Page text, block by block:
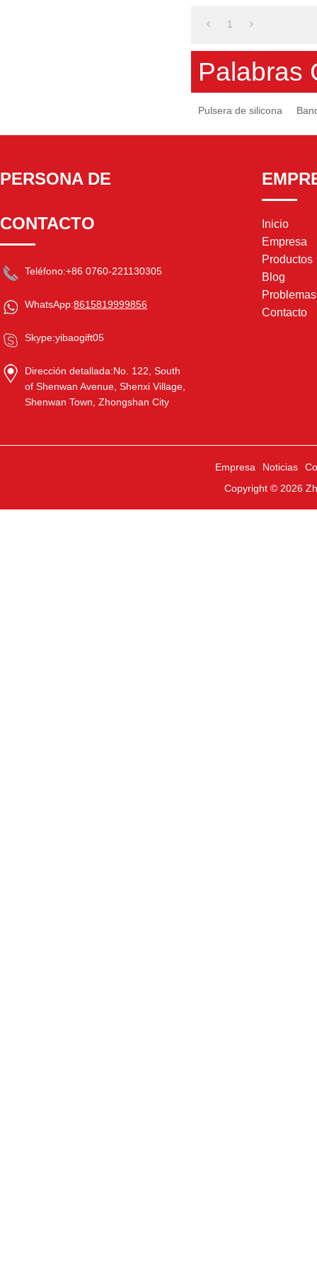
1
Palabras
Pulsera de silicona
PERSONA DE
CONTACTO
Teléfono:+86 0760-221130305
WhatsApp:8615819999856
Skype:yibaogift05
Dirección detallada:No. 122, South
of Shenwan Avenue, Shenxi Village,
Shenwan Town, Zhongshan City
Inicio
Empresa
Productos
Blog
Contacto
Empresa Noticias
Copyright © 2026